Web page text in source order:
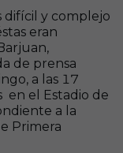
difícil y complejo
eran
de prensa
a las 17
en el Estadio de
a la
Primera